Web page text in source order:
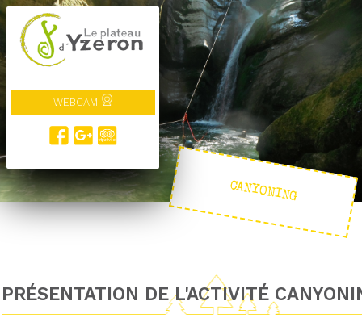
WEBCAM
CANYONING
PRÉSENTATION DE L'ACTIVITÉ